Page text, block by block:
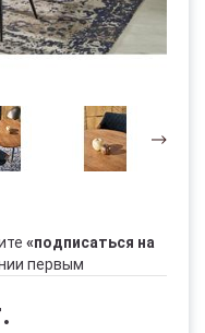
«подписаться на
первым